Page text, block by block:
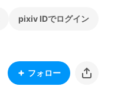
pixiv IDでログイン
フォロー